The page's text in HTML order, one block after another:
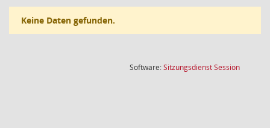
Keine Daten gefunden.
Software:SitzungsdienstSession(Wird in